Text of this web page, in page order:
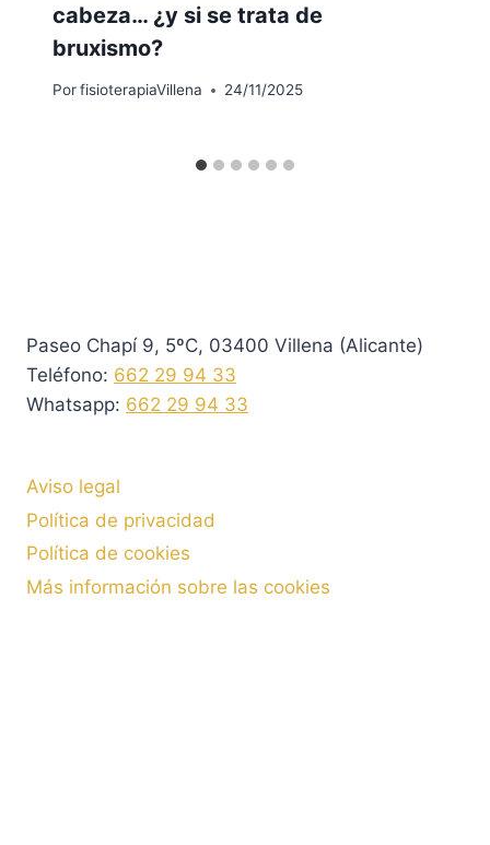
cabeza… ¿y si se trata de
bruxismo?
PorfisioterapiaVillena 24/11/2025
Paseo Chapí 9, 5ºC, 03400 Villena (Alicante)
Teléfono: 662 29 94 33
Whatsapp: 662 29 94 33
Aviso legal
Política de privacidad
Política de cookies
Más información sobre las cookies